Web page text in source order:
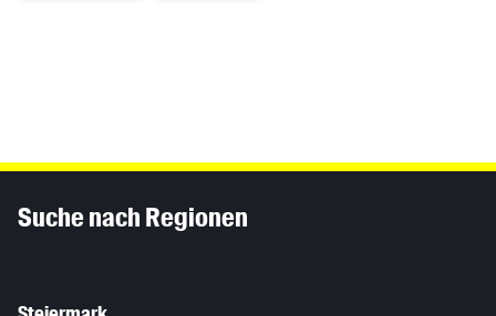
Suche nach Regionen